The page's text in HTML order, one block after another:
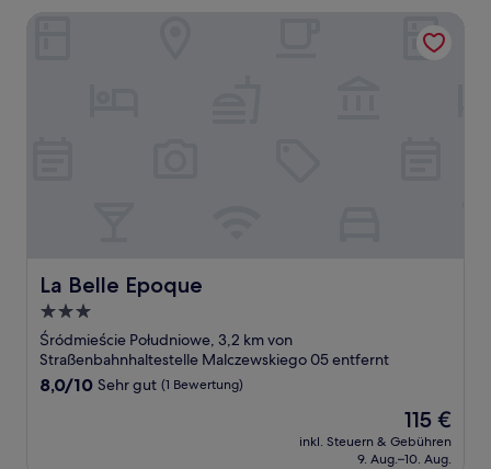
La Belle Epoque
La Belle Epoque
3.0-
Sterne-
Unterkunft
Śródmieście Południowe, 3,2 km von
Straßenbahnhaltestelle Malczewskiego 05 entfernt
8.0
8,0/10 Sehr gut (1 Bewertung)
Der
Preis
beträgt
115 €
inkl. Steuern & Gebühren
9. Aug.–10. Aug.